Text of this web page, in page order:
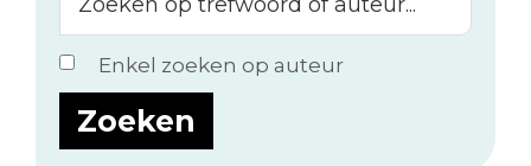
op
trefwoord
of
auteur...
Enkel zoeken op auteur